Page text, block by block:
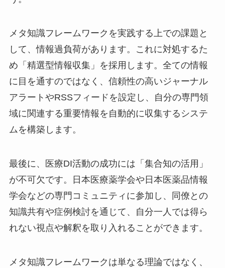
メタ知識フレームワークを実践する上での課題と
して、情報過負荷があります。これに対処するた
め「精選型情報収集」を採用します。全ての情報
に目を通すのではなく、信頼性の高いジャーナル
アラートやRSSフィードを設定し、自分の専門領
域に関連する重要情報を自動的に収集するシステ
ムを構築します。
最後に、医療DI活動の成功には「集合知の活用」
が不可欠です。日本医療薬学会や日本医薬品情報
学会などの専門コミュニティに参加し、同僚との
知識共有や症例検討を通じて、自分一人では得ら
れない視点や解釈を取り入れることができます。
メタ知識フレームワークは単なる理論ではなく、